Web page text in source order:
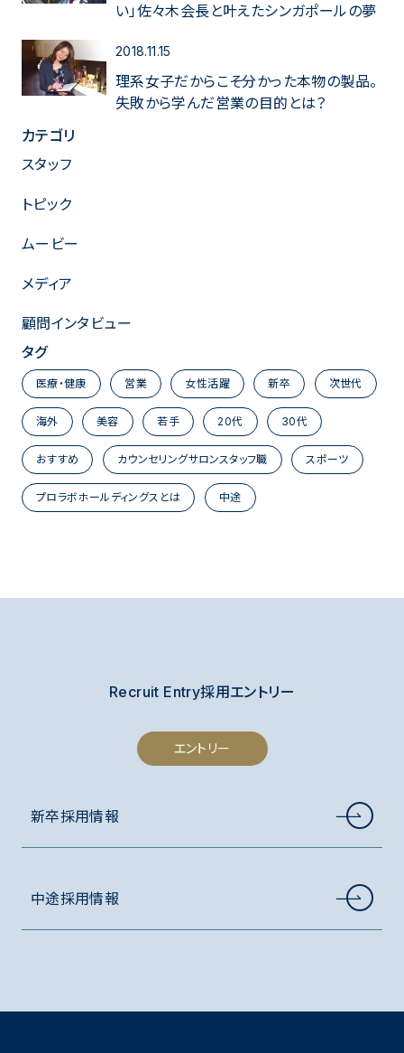
い」佐々木会長と叶えたシンガポールの夢
2018.11.15
理系女子だからこそ分かった本物の製品。
失敗から学んだ営業の目的とは？
カテゴリ
スタッフ
トピック
ムービー
メディア
顧問インタビュー
タグ
医療・健康 営業 女性活躍 新卒 次世代
海外 美容 若手 20代 30代
おすすめ カウンセリングサロンスタッフ職 スポーツ
プロラボホールディングスとは 中途
Recruit Entry採用エントリー
エントリー
新卒採用情報
中途採用情報